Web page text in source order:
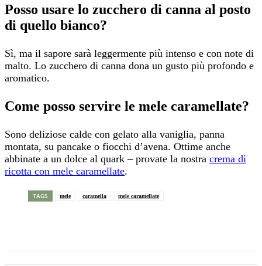
Posso usare lo zucchero di canna al posto
di quello bianco?
Sì, ma il sapore sarà leggermente più intenso e con note di
malto. Lo zucchero di canna dona un gusto più profondo e
aromatico.
Come posso servire le mele caramellate?
Sono deliziose calde con gelato alla vaniglia, panna
montata, su pancake o fiocchi d’avena. Ottime anche
abbinate a un dolce al quark – provate la nostra crema di
ricotta con mele caramellate.
TAGS mele caramella mele caramellate